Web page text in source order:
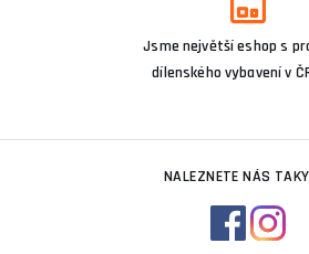
Jsme největší eshop s
dílenského vybavení v
NALEZNETE NÁS